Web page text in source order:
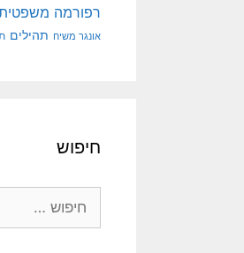
רפורמה
אונגר משיח תהילים
חיפוש